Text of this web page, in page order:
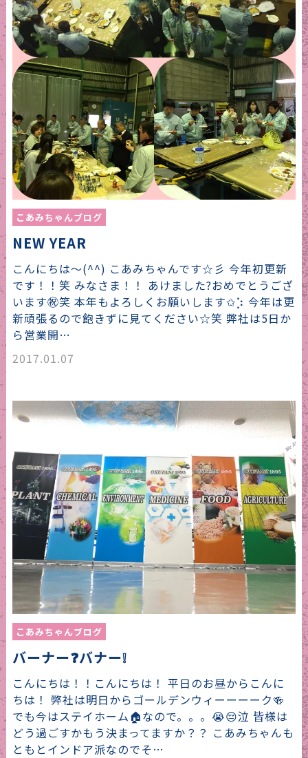
こあみちゃんブログ
NEW YEAR
こんにちは〜(^^) こあみちゃんです☆彡 今年初更新
です！！笑 みなさま！！ あけました?おめでとうござ
います㊗️笑 本年もよろしくお願いします✩︎⡱ 今年は更
新頑張るので飽きずに見てください☆笑 弊社は5日か
ら営業開…
2017.01.07
こあみちゃんブログ
バーナー❓バナー❕
こんにちは！！こんにちは！ 平日のお昼からこんに
ちは！ 弊社は明日からゴールデンウィーーーーク🍻
でも今はステイホーム🏠なので。。。😭😔泣 皆様は
どう過ごすかもう決まってますか？？ こあみちゃんも
ともとインドア派なのでそ…